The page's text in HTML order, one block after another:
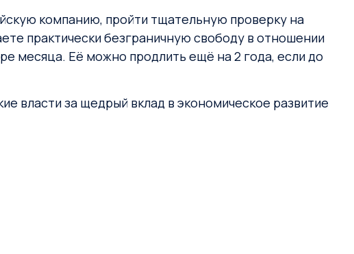
компанию, пройти тщательную проверку на
практически безграничную свободу в отношении
месяца. Её можно продлить ещё на 2 года, если до
власти за щедрый вклад в экономическое развитие